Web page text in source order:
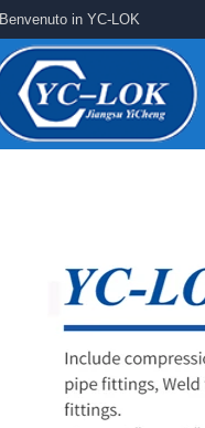
Benvenuto in YC-LOK